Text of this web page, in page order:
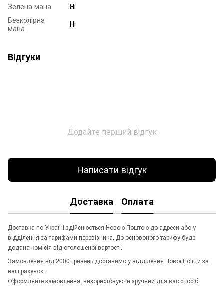
Зелена мана
Ні
Безколірна
мана
Ні
Відгуки
Додайте перший відгук
Написати відгук
Доставка Оплата
Доставка по Україні здійснюється Новою Поштою до адреси або у
відділення за тарифами перевізника. До основоного тарифу буде
додана комісія від оголошеної вартості.
Замовлення від 2000 гривень доставимо у відділення Нової Пошти за
наш рахунок.
Оформляйте замовлення, використовуючи зручний для вас спосіб